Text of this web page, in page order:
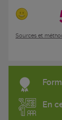
Sources et
En